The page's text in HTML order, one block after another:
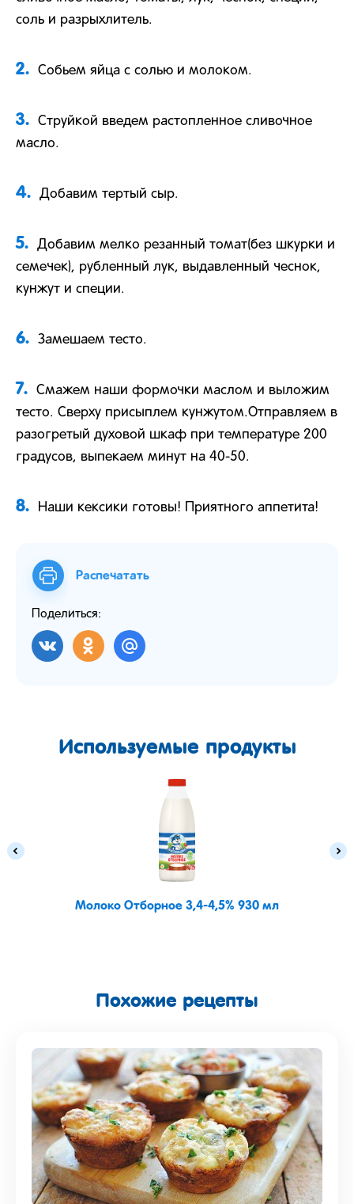
соль и разрыхлитель.
2. Собьем яйца с солью и молоком.
3.
Струйкой введем растопленное сливочное
масло.
4. Добавим тертый сыр.
5.
Добавим мелко резанный томат(без шкурки и
семечек), рубленный лук, выдавленный чеснок,
кунжут и специи.
6. Замешаем тесто.
7.
Смажем наши формочки маслом и выложим
тесто. Сверху присыплем кунжутом.Отправляем в
разогретый духовой шкаф при температуре 200
градусов, выпекаем минут на 40-50.
8. Наши кексики готовы! Приятного аппетита!
Распечатать
Поделиться:
Используемые продукты
Молоко Отборное 3,4-4,5% 930 мл
Похожие рецепты